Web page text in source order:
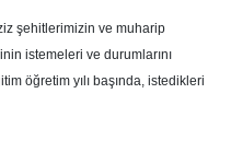
şehitlerimizin ve muharip
istemeleri ve durumlarını
öğretim yılı başında, istedikleri